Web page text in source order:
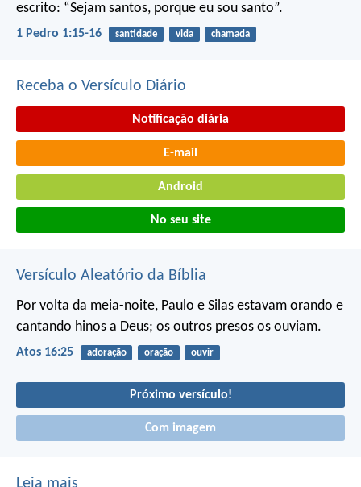
escrito: “Sejam santos, porque eu sou santo”.
1 Pedro 1:15-16 santidade vida chamada
Receba o Versículo Diário
Notificação diária
E-mail
Android
No seu site
Versículo Aleatório da Bíblia
Por volta da meia-noite, Paulo e Silas estavam orando e
cantando hinos a Deus; os outros presos os ouviam.
Atos 16:25 adoração oração ouvir
Próximo versículo!
Com imagem